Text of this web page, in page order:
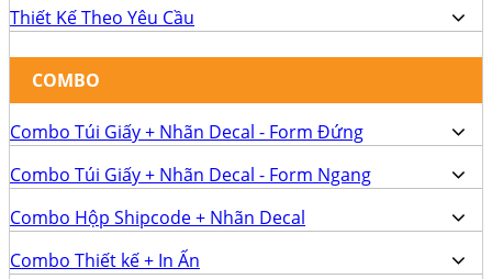
Thiết Kế Theo Yêu Cầu
COMBO
Combo Túi Giấy + Nhãn Decal - Form Đứng
Combo Túi Giấy + Nhãn Decal - Form Ngang
Combo Hộp Shipcode + Nhãn Decal
Combo Thiết kế + In Ấn